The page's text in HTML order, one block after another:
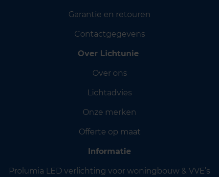
Garantie en retouren
Contactgegevens
Over Lichtunie
Over ons
Lichtadvies
Onze merken
Offerte op maat
Informatie
Prolumia LED verlichting voor woningbouw & VVE’s